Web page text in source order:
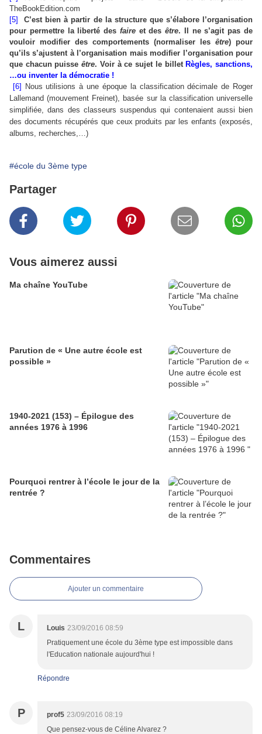
TheBookEdition.com
[5]
C’est bien à partir de la structure que s’élabore l’organisation
pour permettre la liberté des faireet desêtre. Il ne s’agit pas de
vouloir modifier des comportements (normaliser les être) pour
qu’ils s’ajustent à l’organisation mais modifier l’organisation pour
que chacun puisseêtre. Voir à ce sujet le billet Règles, sanctions,
…ou inventer la démocratie !
[6]
Nous utilisions à une époque la classification décimale de Roger
Lallemand (mouvement Freinet), basée sur la classification universelle
simplifiée, dans des classeurs suspendus qui contenaient aussi bien
des documents récupérés que ceux produits par les enfants (exposés,
albums, recherches,…)
#école du 3ème type
Partager
Vous aimerez aussi
Ma chaîne YouTube
Parution de « Une autre école est
possible »
1940-2021 (153) – Épilogue des
années 1976 à 1996
Pourquoi rentrer à l’école le jour de la
rentrée ?
Commentaires
Ajouter un commentaire
L Louis 23/09/2016 08:59
Pratiquement une école du 3ème type est impossible dans
l'Education nationale aujourd'hui !
Répondre
P prof5 23/09/2016 08:19
Que pensez-vous de Céline Alvarez ?